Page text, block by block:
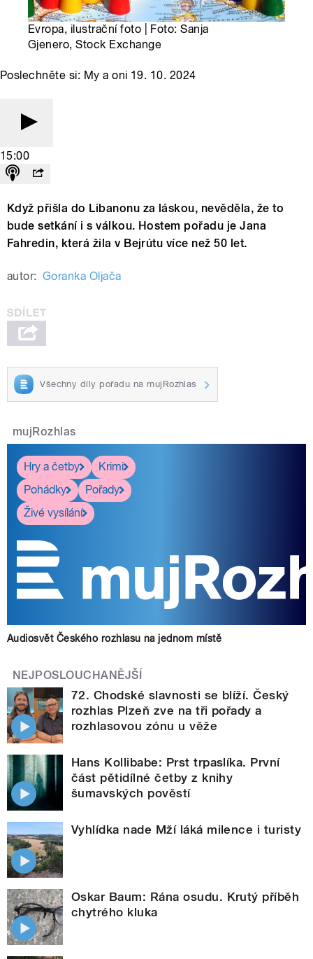
Evropa, ilustrační foto | Foto: Sanja
Gjenero, Stock Exchange
Poslechněte si: My a oni 19. 10. 2024
15:00
Když přišla do Libanonu za láskou, nevěděla, že to
bude setkání i s válkou. Hostem pořadu je Jana
Fahredin, která žila v Bejrútu více než 50 let.
autor: Goranka Oljača
Všechny díly pořadu na mujRozhlas
mujRozhlas
Hry a četby
Krimi
Pohádky
Pořady
Živé vysílání
Audiosvět Českého rozhlasu na jednom místě
NEJPOSLOUCHANĚJŠÍ
72. Chodské slavnosti se blíží. Český
rozhlas Plzeň zve na tři pořady a
rozhlasovou zónu u věže
Hans Kollibabe: Prst trpaslíka. První
část pětidílné četby z knihy
šumavských pověstí
Vyhlídka nade Mží láká milence i turisty
Oskar Baum: Rána osudu. Krutý příběh
chytrého kluka